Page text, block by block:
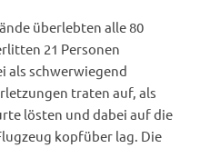
überlebten alle 80
21 Personen
als schwerwiegend
traten auf, als
lösten und dabei auf die
kopfüber lag. Die